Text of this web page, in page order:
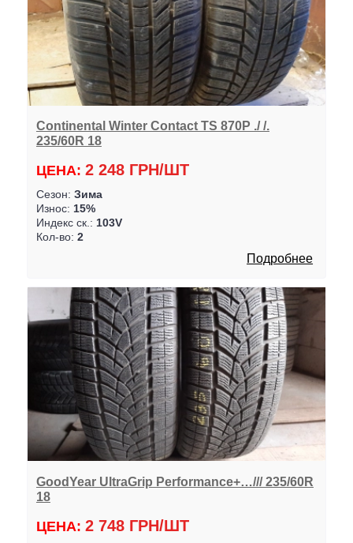
Continental Winter Contact TS 870P ./ /.
235/60R 18
ЦЕНА: 2 248 ГРН/ШТ
Сезон: Зима
Износ: 15%
Индекс ск.: 103V
Кол-во: 2
Подробнее
GoodYear UltraGrip Performance+…/// 235/60R
18
ЦЕНА: 2 748 ГРН/ШТ